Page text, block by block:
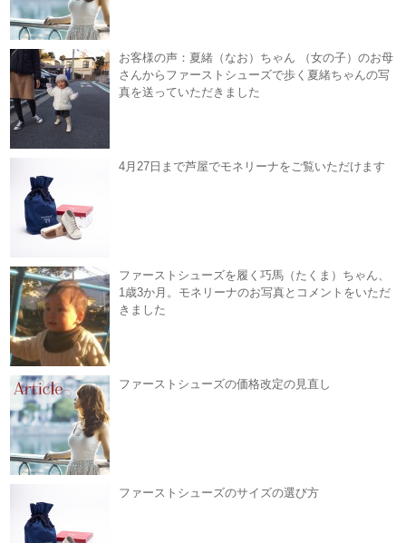
お客様の声：夏緒（なお）ちゃん （女の子）のお母
さんからファーストシューズで歩く夏緒ちゃんの写
真を送っていただきました
4月27日まで芦屋でモネリーナをご覧いただけます
ファーストシューズを履く巧馬（たくま）ちゃん、
1歳3か月。モネリーナのお写真とコメントをいただ
きました
ファーストシューズの価格改定の見直し
ファーストシューズのサイズの選び方